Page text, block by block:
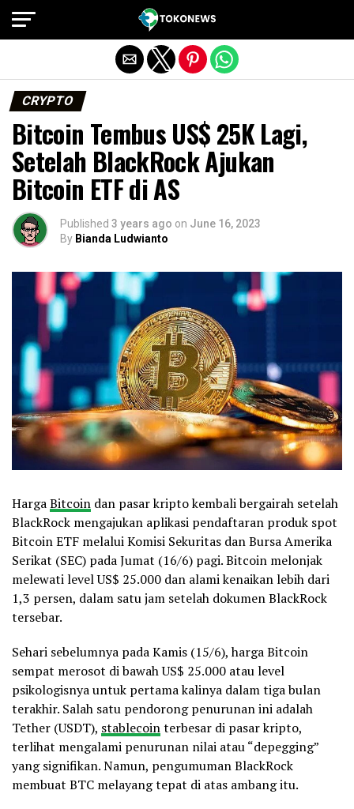
CRYPTO
Bitcoin Tembus US$ 25K Lagi,
Setelah BlackRock Ajukan
Bitcoin ETF di AS
Published 3 years ago on June 16, 2023
By Bianda Ludwianto
HargaBitcoin dan pasar kripto kembali bergairah setelah
BlackRock mengajukan aplikasi pendaftaran produk spot
Bitcoin ETF melalui Komisi Sekuritas dan Bursa Amerika
Serikat (SEC) pada Jumat (16/6) pagi. Bitcoin melonjak
melewati level US$ 25.000 dan alami kenaikan lebih dari
1,3 persen, dalam satu jam setelah dokumen BlackRock
tersebar.
Sehari sebelumnya pada Kamis (15/6), harga Bitcoin
sempat merosot di bawah US$ 25.000 atau level
psikologisnya untuk pertama kalinya dalam tiga bulan
terakhir. Salah satu pendorong penurunan ini adalah
Tether (USDT), stablecointerbesar di pasar kripto,
terlihat mengalami penurunan nilai atau “depegging”
yang signifikan. Namun, pengumuman BlackRock
membuat BTC melayang tepat di atas ambang itu.
Exit mobile version